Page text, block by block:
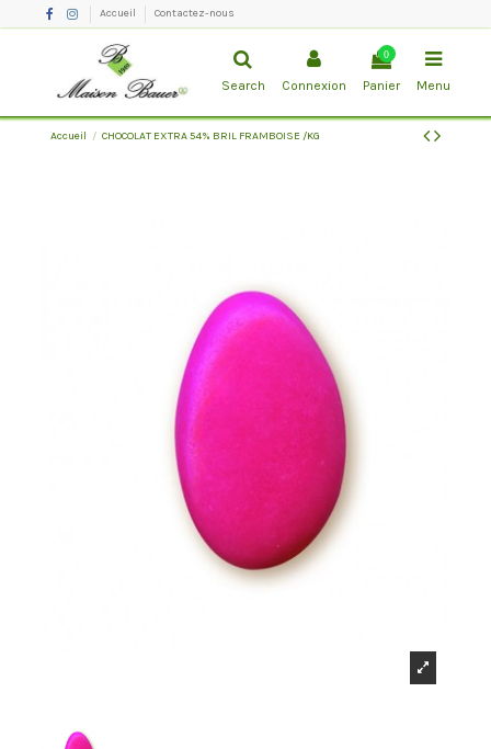
Accueil Contactez-nous
Search Connexion
0
Panier Menu
Accueil CHOCOLAT EXTRA 54% BRIL FRAMBOISE /KG